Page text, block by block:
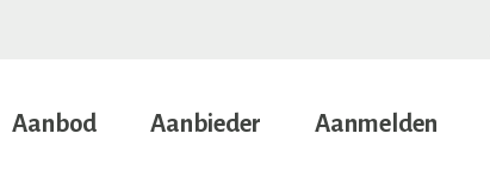
Aanbod Aanbieder Aanmelden